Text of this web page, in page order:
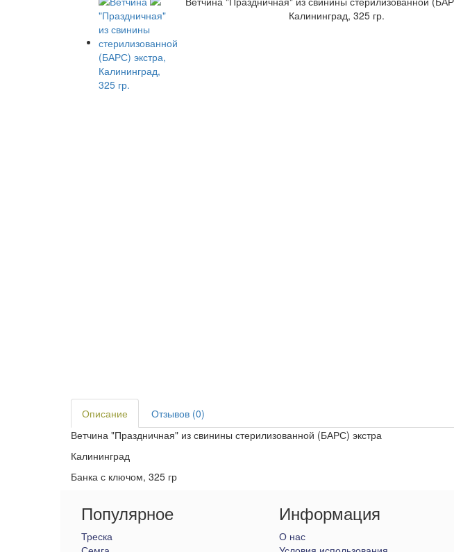
Описание
Отзывов (0)
Ветчина "Праздничная" из свинины стерилизованной (БАРС) экстра
Калининград
Банка с ключом, 325 гр
Популярное
Треска
Информация
О нас